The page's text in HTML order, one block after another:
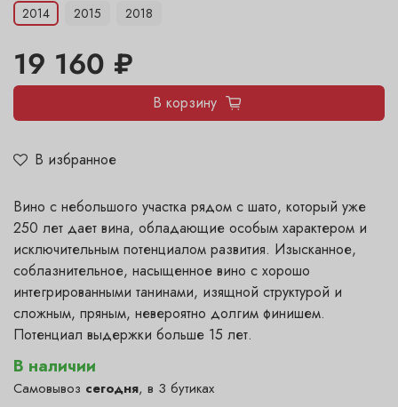
В избранное
2014 2015 2018
19 160 ₽
В корзину
В наличии
Самовывоз сегодня, в 3 бутиках
Вино с небольшого участка рядом с шато, который уже
250 лет дает вина, обладающие особым характером и
исключительным потенциалом развития. Изысканное,
соблазнительное, насыщенное вино с хорошо
интегрированными танинами, изящной структурой и
сложным, пряным, невероятно долгим финишем.
Потенциал выдержки больше 15 лет.